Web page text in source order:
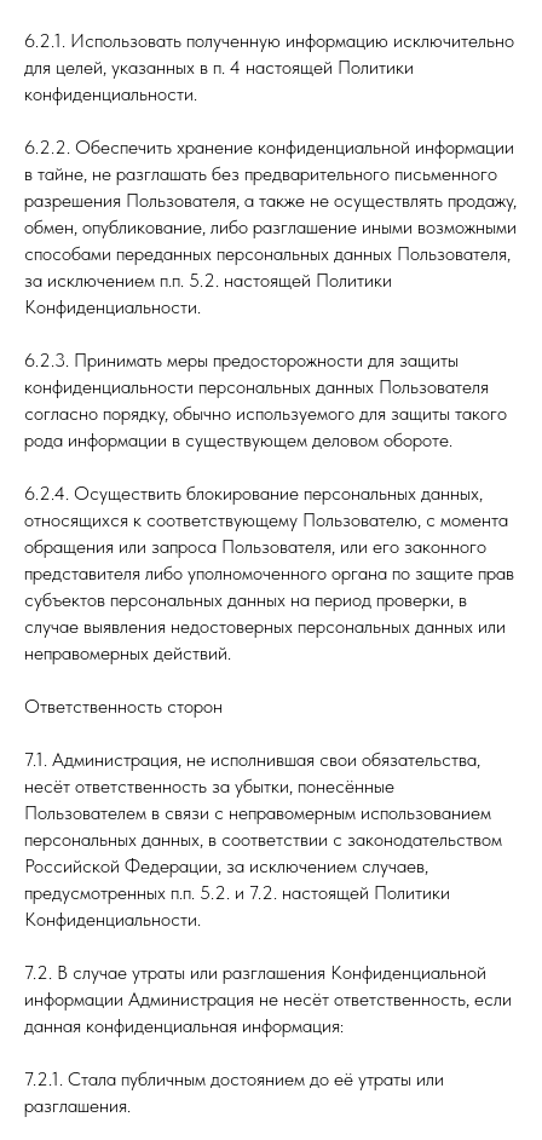
6.2.1. Использовать полученную информацию исключительно
для целей, указанных в п. 4 настоящей Политики
конфиденциальности.
6.2.2. Обеспечить хранение конфиденциальной информации
в тайне, не разглашать без предварительного письменного
разрешения Пользователя, а также не осуществлять продажу,
обмен, опубликование, либо разглашение иными возможными
способами переданных персональных данных Пользователя,
за исключением п.п. 5.2. настоящей Политики
Конфиденциальности.
6.2.3. Принимать меры предосторожности для защиты
конфиденциальности персональных данных Пользователя
согласно порядку, обычно используемого для защиты такого
рода информации в существующем деловом обороте.
6.2.4. Осуществить блокирование персональных данных,
относящихся к соответствующему Пользователю, с момента
обращения или запроса Пользователя, или его законного
представителя либо уполномоченного органа по защите прав
субъектов персональных данных на период проверки, в
случае выявления недостоверных персональных данных или
неправомерных действий.
Ответственность сторон
7.1. Администрация, не исполнившая свои обязательства,
несёт ответственность за убытки, понесённые
Пользователем в связи с неправомерным использованием
персональных данных, в соответствии с законодательством
Российской Федерации, за исключением случаев,
предусмотренных п.п. 5.2. и 7.2. настоящей Политики
Конфиденциальности.
7.2. В случае утраты или разглашения Конфиденциальной
информации Администрация не несёт ответственность, если
данная конфиденциальная информация:
7.2.1. Стала публичным достоянием до её утраты или
разглашения.